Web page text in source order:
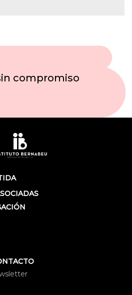
compromiso